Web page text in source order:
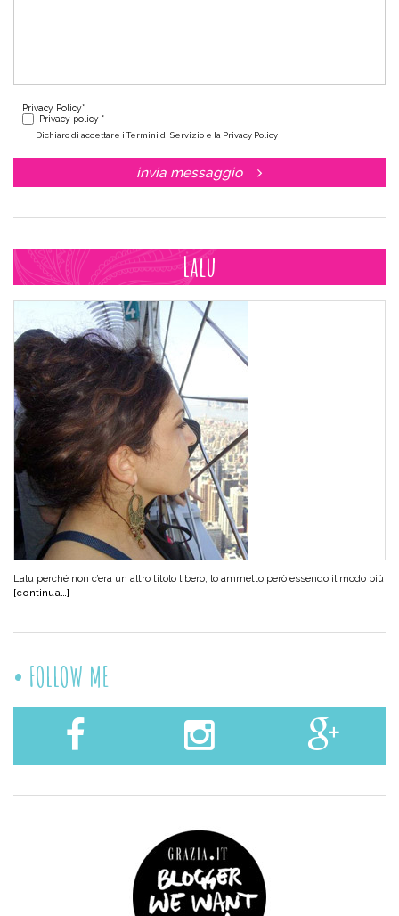
Privacy Policy*
Privacy policy *
Dichiaro di accettare i Termini di Servizio e la Privacy Policy
invia messaggio
Lalu
Lalu perché non c’era un altro titolo libero, lo ammetto però essendo il modo più
[continua…]
FOLLOW ME